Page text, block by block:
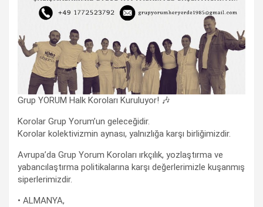
Grup YORUM Halk Koroları Kuruluyor! 🎶
Korolar Grup Yorum’un geleceğidir.
Korolar kolektivizmin aynası, yalnızlığa karşı birliğimizdir.
Avrupa’da Grup Yorum Koroları ırkçılık, yozlaştırma ve
yabancılaştırma politikalarına karşı değerlerimizle kuşanmış
siperlerimizdir.
• ALMANYA,